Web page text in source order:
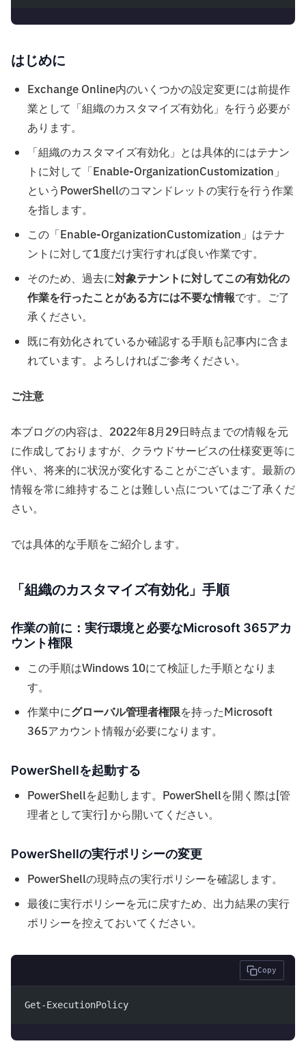
はじめに
Exchange Online内のいくつかの設定変更には前提作
業として「組織のカスタマイズ有効化」を行う必要が
あります。
「組織のカスタマイズ有効化」とは具体的にはテナン
トに対して「Enable-OrganizationCustomization」
というPowerShellのコマンドレットの実行を行う作業
を指します。
この「Enable-OrganizationCustomization」はテナ
ントに対して1度だけ実行すれば良い作業です。
そのため、過去に対象テナントに対してこの有効化の
作業を行ったことがある方には不要な情報です。ご了
承ください。
既に有効化されているか確認する手順も記事内に含ま
れています。よろしければご参考ください。
ご注意
本ブログの内容は、2022年8月29日時点までの情報を元
に作成しておりますが、クラウドサービスの仕様変更等に
伴い、将来的に状況が変化することがございます。最新の
情報を常に維持することは難しい点についてはご了承くだ
さい。
では具体的な手順をご紹介します。
「組織のカスタマイズ有効化」手順
作業の前に：実行環境と必要なMicrosoft 365アカ
ウント権限
この手順はWindows 10にて検証した手順となりま
す。
作業中にグローバル管理者権限を持ったMicrosoft
365アカウント情報が必要になります。
PowerShellを起動する
PowerShellを起動します。PowerShellを開く際は[管
理者として実行] から開いてください。
PowerShellの実行ポリシーの変更
PowerShellの現時点の実行ポリシーを確認します。
最後に実行ポリシーを元に戻すため、出力結果の実行
ポリシーを控えておいてください。
Copy
Get-ExecutionPolicy